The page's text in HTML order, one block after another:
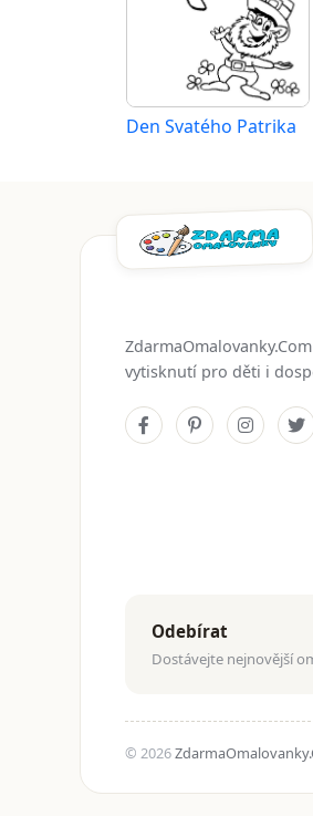
Den Svatého Patrika
vytisknutí pro děti i
Odebírat
Dostávejte nejnovější
© 2026